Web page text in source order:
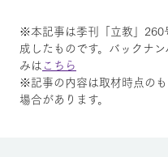
※本記事は季刊「立教」260
成したものです。バックナ
みはこちら
※記事の内容は取材時点の
場合があります。